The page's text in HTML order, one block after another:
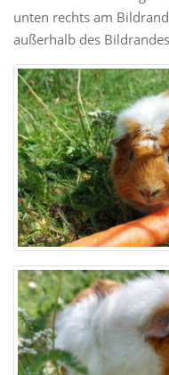
unten rechts am
außerhalb des